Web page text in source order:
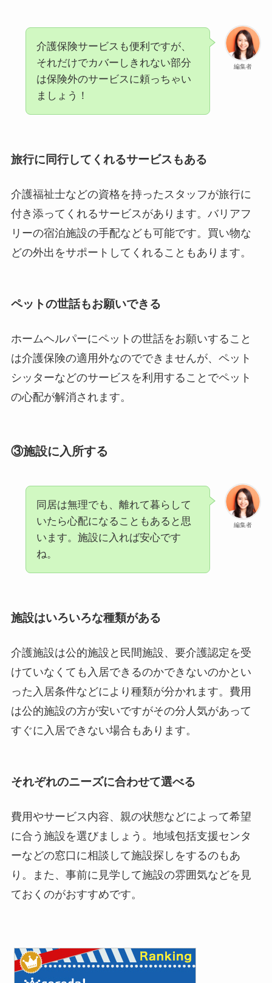
編集者
介護保険サービスも便利ですが、
それだけでカバーしきれない部分
は保険外のサービスに頼っちゃい
ましょう！
旅行に同行してくれるサービスもある
介護福祉士などの資格を持ったスタッフが旅行に
付き添ってくれるサービスがあります。バリアフ
リーの宿泊施設の手配なども可能です。買い物な
どの外出をサポートしてくれることもあります。
ペットの世話もお願いできる
ホームヘルパーにペットの世話をお願いすること
は介護保険の適用外なのでできませんが、ペット
シッターなどのサービスを利用することでペット
の心配が解消されます。
③施設に入所する
編集者
同居は無理でも、離れて暮らして
いたら心配になることもあると思
います。施設に入れば安心です
ね。
施設はいろいろな種類がある
介護施設は公的施設と民間施設、要介護認定を受
けていなくても入居できるのかできないのかとい
った入居条件などにより種類が分かれます。費用
は公的施設の方が安いですがその分人気があって
すぐに入居できない場合もあります。
それぞれのニーズに合わせて選べる
費用やサービス内容、親の状態などによって希望
に合う施設を選びましょう。地域包括支援センタ
ーなどの窓口に相談して施設探しをするのもあ
り。また、事前に見学して施設の雰囲気などを見
ておくのがおすすめです。